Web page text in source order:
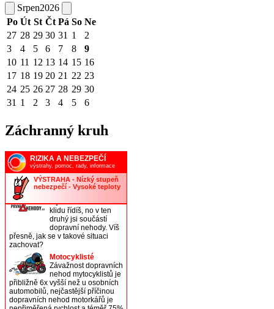
Srpen2026
Po Út St Čt Pá So Ne
27 28 29 30 31 1
2
3
4 5 6 7 8
9
10 11 12 13 14 15 16
17 18 19 20 21 22 23
24 25 26 27 28 29 30
31 1 2 3 4 5 6
Záchranný kruh